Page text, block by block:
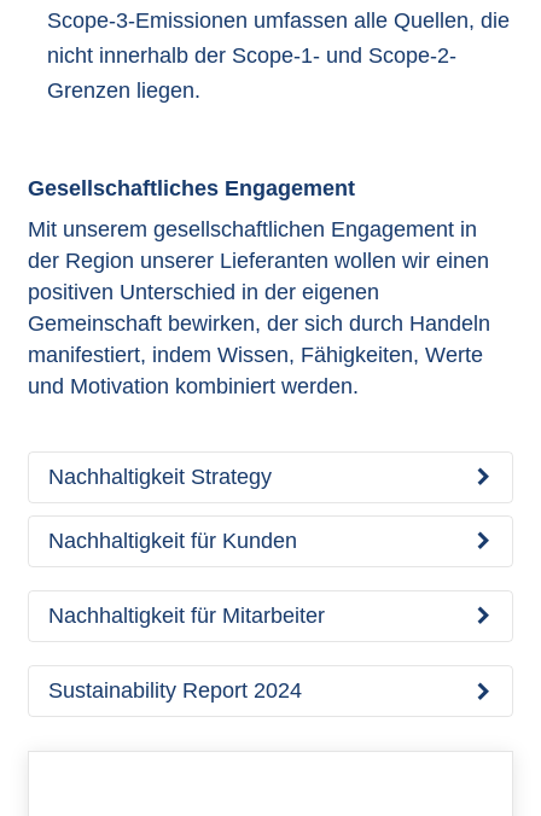
Scope-3-Emissionen umfassen alle Quellen, die
nicht innerhalb der Scope-1- und Scope-2-
Grenzen liegen.
Gesellschaftliches Engagement
Mit unserem gesellschaftlichen Engagement in
der Region unserer Lieferanten wollen wir einen
positiven Unterschied in der eigenen
Gemeinschaft bewirken, der sich durch Handeln
manifestiert, indem Wissen, Fähigkeiten, Werte
und Motivation kombiniert werden.
Nachhaltigkeit Strategy
Nachhaltigkeit für Kunden
Nachhaltigkeit für Mitarbeiter
Sustainability Report 2024